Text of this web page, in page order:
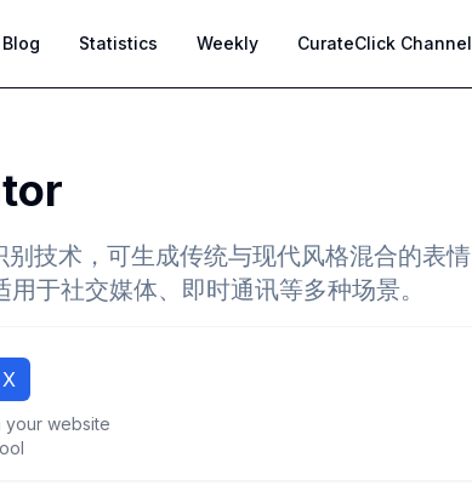
theme
Blog Statistics Weekly CurateClick Channel
技术，可生成传统与现代风格混合的表情
于社交媒体、即时通讯等多种场景。
your website